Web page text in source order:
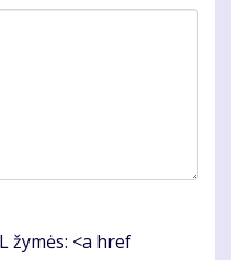
žymės: <a href